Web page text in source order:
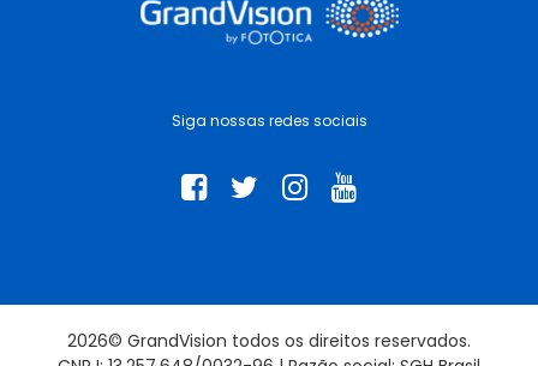
Siga nossas redes sociais
2026© GrandVision todos os direitos reservados.